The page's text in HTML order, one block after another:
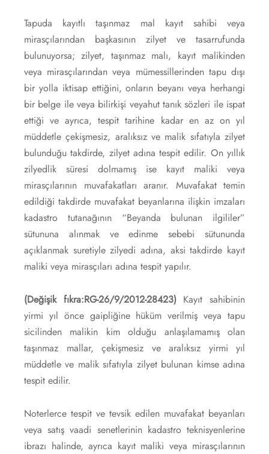
Tapuda kayıtlı taşınmaz mal kayıt sahibi veya
mirasçılarından başkasının zilyet ve tasarrufunda
bulunuyorsa; zilyet, taşınmaz malı, kayıt malikinden
veya mirasçılarından veya mümessillerinden tapu dışı
bir yolla iktisap ettiğini, onların beyanı veya herhangi
bir belge ile veya bilirkişi veyahut tanık sözleri ile ispat
ettiği ve ayrıca, tespit tarihine kadar en az on yıl
müddetle çekişmesiz, aralıksız ve malik sıfatıyla zilyet
bulunduğu takdirde, zilyet adına tespit edilir. On yıllık
zilyedlik süresi dolmamış ise kayıt maliki veya
mirasçılarının muvafakatları aranır. Muvafakat temin
edildiği takdirde muvafakat beyanlarına ilişkin imzaları
kadastro tutanağının “Beyanda bulunan ilgililer”
sütununa alınmak ve edinme sebebi sütununda
açıklanmak suretiyle zilyedi adına, aksi takdirde kayıt
maliki veya mirasçıları adına tespit yapılır.
(Değişik fıkra:RG-26/9/2012-28423) Kayıt sahibinin
yirmi yıl önce gaipliğine hüküm verilmiş veya tapu
sicilinden malikin kim olduğu anlaşılamamış olan
taşınmaz mallar, çekişmesiz ve aralıksız yirmi yıl
müddetle ve malik sıfatıyla zilyet bulunan kimse adına
tespit edilir.
Noterlerce tespit ve tevsik edilen muvafakat beyanları
veya satış vaadi senetlerinin kadastro teknisyenlerine
ibrazı halinde, ayrıca kayıt maliki veya mirasçılarının